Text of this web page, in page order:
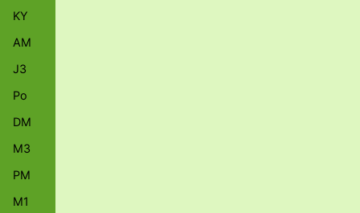
KY
AM
J3
Po
DM
M3
PM
M1